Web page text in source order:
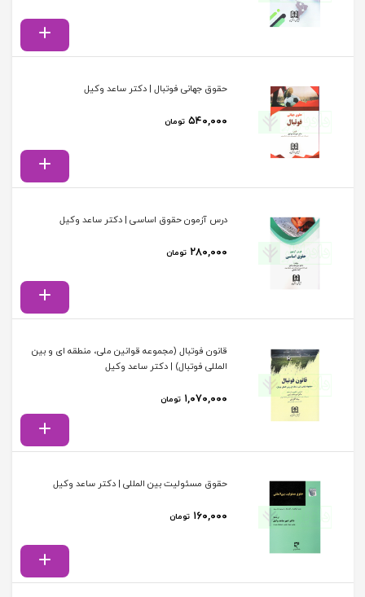
حقوق جهانی فوتبال | دکتر ساعد وکیل
۵۴۰,۰۰۰ تومان
درس آزمون حقوق اساسی | دکتر ساعد وکیل
۲۸۰,۰۰۰ تومان
قانون فوتبال (مجموعه قوانین ملی، منطقه ای و بین
المللی فوتبال) | دکتر ساعد وکیل
۱,۰۷۰,۰۰۰ تومان
حقوق مسئولیت بین المللی | دکتر ساعد وکیل
۱۶۰,۰۰۰ تومان